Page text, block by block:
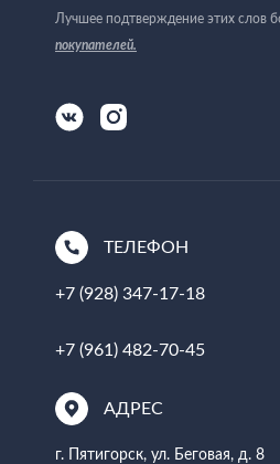
Лучшее подтверждение этих слов
покупателей.
ТЕЛЕФОН
+7 (928) 347-17-18
+7 (961) 482-70-45
АДРЕС
г. Пятигорск, ул. Беговая, д. 8